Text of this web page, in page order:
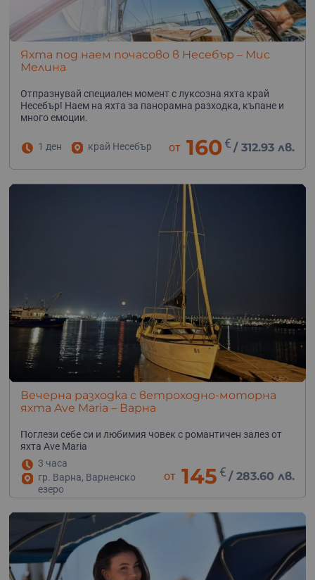
Яхта под наем почасово в Несебър – Мис
Мелина
Отпразнувай специален момент с луксозна яхта край
Несебър! Наем на яхта за панорамна разходка, къпане и
много емоции.
1 ден край Несебър от 160 € / 312.93 лв.
Вечерна разходка с ветроходно-моторна
яхта Ave Maria – Варна
Поглези себе си и любимия човек с романтичен залез от
яхта Ave Maria
3 часа
гр. Варна, Варненско
езеро
от 145 € /283.60 лв.